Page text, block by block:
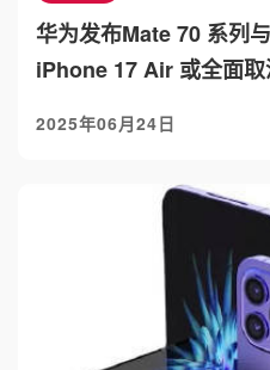
华为发布Mate 70 系列
iPhone 17 Air 或全面
2025年06月24日